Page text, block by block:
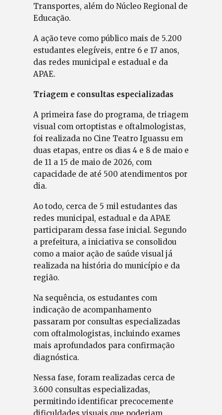
Transportes, além do Núcleo Regional de
Educação.
A ação teve como público mais de 5.200
estudantes elegíveis, entre 6 e 17 anos,
das redes municipal e estadual e da
APAE.
Triagem e consultas especializadas
A primeira fase do programa, de triagem
visual com ortoptistas e oftalmologistas,
foi realizada no Cine Teatro Iguassu em
duas etapas, entre os dias 4 e 8 de maio e
de 11 a 15 de maio de 2026, com
capacidade de até 500 atendimentos por
dia.
Ao todo, cerca de 5 mil estudantes das
redes municipal, estadual e da APAE
participaram dessa fase inicial. Segundo
a prefeitura, a iniciativa se consolidou
como a maior ação de saúde visual já
realizada na história do município e da
região.
Na sequência, os estudantes com
indicação de acompanhamento
passaram por consultas especializadas
com oftalmologistas, incluindo exames
mais aprofundados para confirmação
diagnóstica.
Nessa fase, foram realizadas cerca de
3.600 consultas especializadas,
permitindo identificar precocemente